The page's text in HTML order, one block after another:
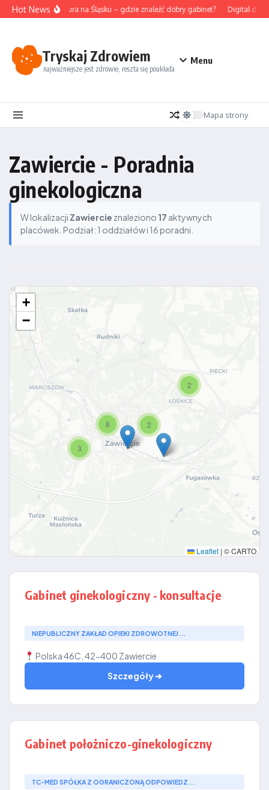
Przejdź do treści
Hot NewsAkupunktura na Śląsku – gdzie znaleźć dobry gabinet? Digital
Tryskaj Zdrowiem
najważniejsze jest zdrowie, reszta się poukłada
Menu
Mapa strony
Zawiercie - Poradnia
ginekologiczna
W lokalizacji Zawiercie znaleziono 17 aktywnych
placówek. Podział: 1 oddziałów i 16 poradni.
8
3
2
2
+
−
Leaflet | © CARTO
Gabinet ginekologiczny - konsultacje
NIEPUBLICZNY ZAKŁAD OPIEKI ZDROWOTNEJ...
Polska 46C, 42-400 Zawiercie
Szczegóły ➔
Gabinet położniczo-ginekologiczny
TC-MED SPÓŁKA Z OGRANICZONĄ ODPOWIEDZ...